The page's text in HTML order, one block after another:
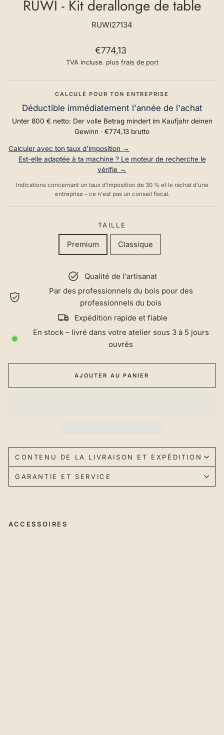
RUWI - Kit derallonge de table
RUWI27134
Prix
normal
€774,13
TVA incluse. plus frais de port
CALCULÉ POUR TON ENTREPRISE
Déductible immédiatement l'année de l'achat
Unter 800 € netto: Der volle Betrag mindert im Kaufjahr deinen
Gewinn · €774,13 brutto
Calculer avec ton taux d'imposition →
Est-elle adaptée à ta machine ? Le moteur de recherche le
vérifie →
Indications concernant un taux d'imposition de 30 % et le rachat d'une
entreprise – ce n'est pas un conseil fiscal.
TAILLE
Premium Classique
Qualité de l'artisanat
Par des professionnels du bois pour des
professionnels du bois
Expédition rapide et fiable
En stock – livré dans votre atelier sous 3 à 5 jours
ouvrés
AJOUTER AU PANIER
CONTENU DE LA LIVRAISON ET EXPÉDITION
GARANTIE ET SERVICE
ACCESSOIRES